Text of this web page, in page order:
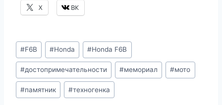
X ВК
Метки
записи:
#F6B #Honda #Honda F6B
#достопримечательности #мемориал #мото
#памятник #техногенка